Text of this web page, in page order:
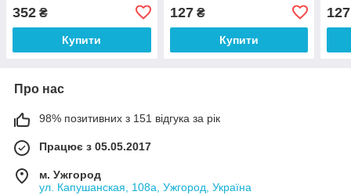
352 ₴
Купити
127₴
Купити
127
Про нас
98% позитивних з 151 відгука за рік
Працює з 05.05.2017
м. Ужгород
ул. Капушанская, 108а, Ужгород, Україна